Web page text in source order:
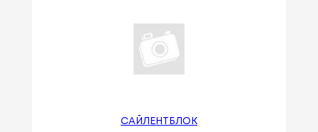
САЙЛЕНТБЛОК